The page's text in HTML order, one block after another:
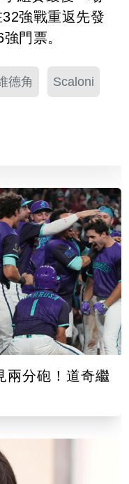
強戰重返先發
門票。
德角 Scaloni
兩分砲！道奇繼